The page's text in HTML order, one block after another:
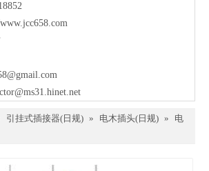
引挂式插接器(日规) » 电木插头(日规) »
电